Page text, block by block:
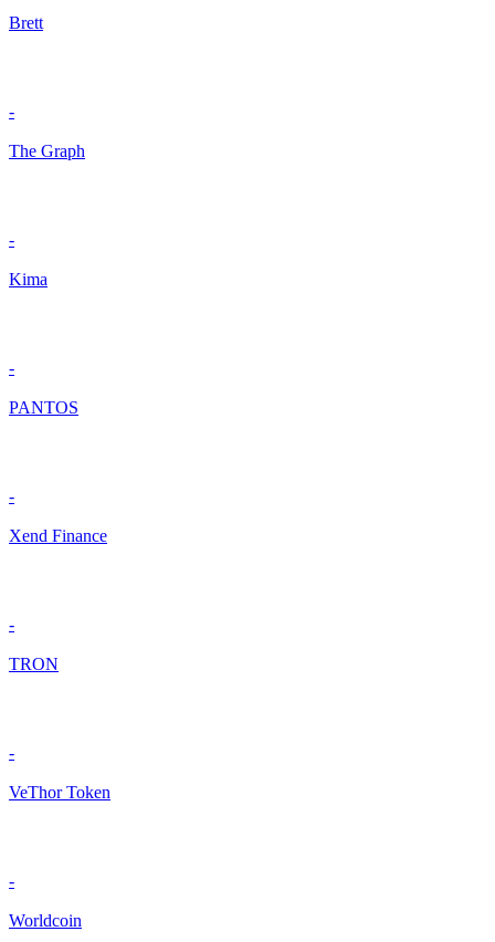
Brett
-
The Graph
-
Kima
-
PANTOS
-
Xend Finance
-
TRON
-
VeThor Token
-
Worldcoin